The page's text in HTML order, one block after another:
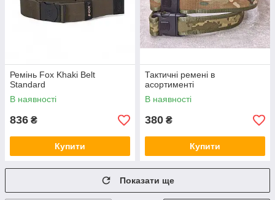
Ремінь Fox Khaki Belt
Standard
В наявності
836 ₴
Купити
Тактичні ремені в
асортименті
В наявності
380 ₴
Купити
Показати ще